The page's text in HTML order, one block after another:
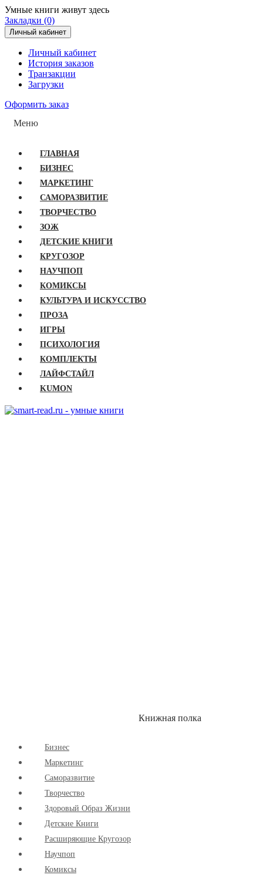
Умные книги живут здесь
Закладки (0)
Личный кабинет
Личный кабинет
История заказов
Транзакции
Загрузки
Оформить заказ
Меню
ГЛАВНАЯ
БИЗНЕС
МАРКЕТИНГ
САМОРАЗВИТИЕ
ТВОРЧЕСТВО
ЗОЖ
ДЕТСКИЕ КНИГИ
КРУГОЗОР
НАУЧПОП
КОМИКСЫ
КУЛЬТУРА И ИСКУССТВО
ПРОЗА
ИГРЫ
ПСИХОЛОГИЯ
КОМПЛЕКТЫ
ЛАЙФСТАЙЛ
KUMON
Книжная полка
Бизнес
Маркетинг
Cаморазвитие
Творчество
Здоровый Образ Жизни
Детские Книги
Расширяющие Кругозор
Научпоп
Комиксы